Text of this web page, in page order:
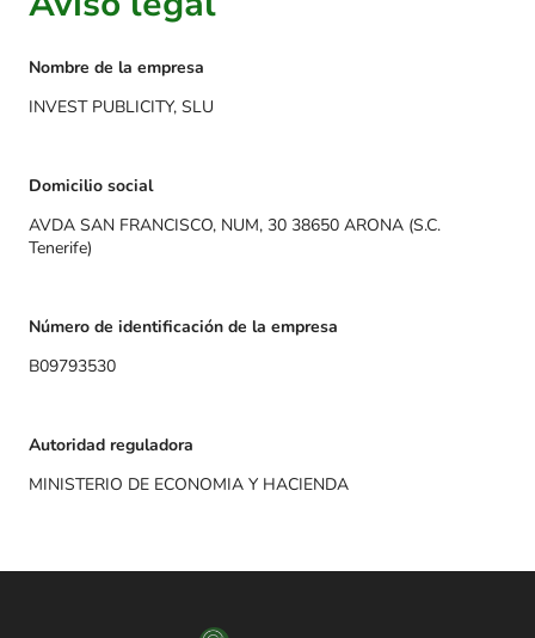
Nombre de la empresa
INVEST PUBLICITY, SLU
Domicilio social
AVDA SAN FRANCISCO, NUM, 30 38650 ARONA (S.C.
Tenerife)
Número de identificación de la empresa
B09793530
Autoridad reguladora
MINISTERIO DE ECONOMIA Y HACIENDA